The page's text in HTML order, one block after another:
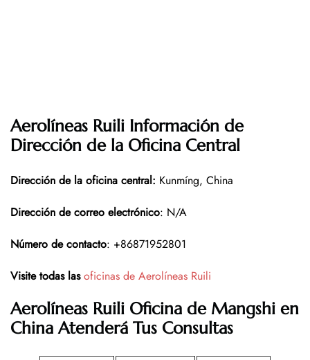
Aerolíneas Ruili Información de
Dirección de la Oficina Central
Dirección de la oficina central: Kunmíng, China
Dirección de correo electrónico: N/A
Número de contacto: +86871952801
Visite todas las oficinas de Aerolíneas Ruili
Aerolíneas Ruili Oficina de Mangshi en
ChinaAtenderá Tus Consultas